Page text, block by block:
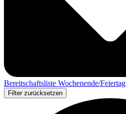
Bereitschaftsliste Wochenende/Feiertag
Filter zurücksetzen